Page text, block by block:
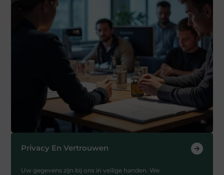
Privacy En Vertrouwen
Uw gegevens zijn bij ons in veilige handen. We